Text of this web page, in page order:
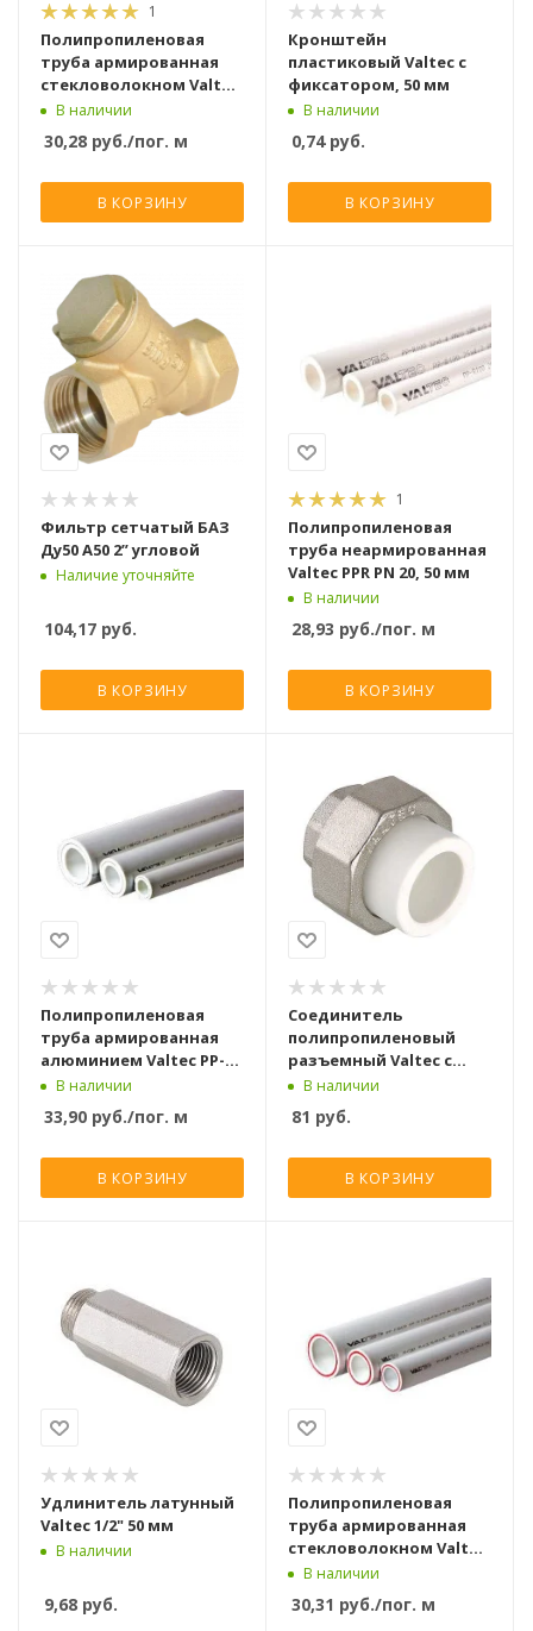
1
Полипропиленовая
труба армированная
стекловолокном Valtec
PP-FIBER PN 25, 50 мм
В наличии
30,28 руб./пог. м
В КОРЗИНУ
Кронштейн
пластиковый Valtec с
фиксатором, 50 мм
В наличии
0,74руб.
В КОРЗИНУ
Фильтр сетчатый БАЗ
Ду50 А50 2” угловой
Наличие уточняйте
104,17 руб.
В КОРЗИНУ
1
Полипропиленовая
труба неармированная
Valtec PPR PN 20, 50 мм
В наличии
28,93 руб./пог. м
В КОРЗИНУ
Полипропиленовая
труба армированная
алюминием Valtec PP-
ALUX PN 25, 50 мм
В наличии
33,90 руб./пог. м
В КОРЗИНУ
Соединитель
полипропиленовый
разъемный Valtec с
переходом на вн. р.
50х1 1/2
В наличии
81 руб.
В КОРЗИНУ
Удлинитель латунный
Valtec 1/2" 50 мм
В наличии
9,68 руб.
Полипропиленовая
труба армированная
стекловолокном Valtec
PP-FIBER PN 20, 50 мм
В наличии
30,31 руб./пог. м